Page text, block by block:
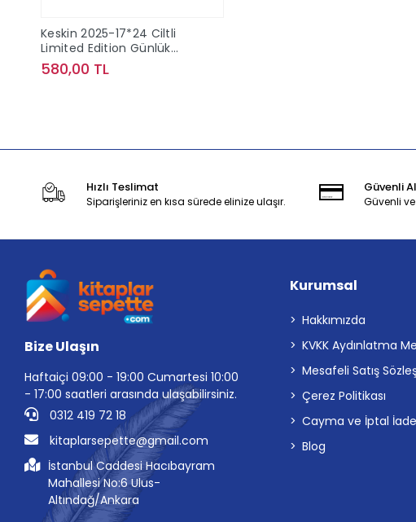
Keskin 2025-17*24 Ciltli
Limited Edition Günlük
Ajanda - Kırmızı
580,00 TL
Hızlı Teslimat
Siparişleriniz en kısa sürede elinize ulaşır.
Güvenli
Güvenli
Bize Ulaşın
Haftaiçi 09:00 - 19:00 Cumartesi 10:00
- 17:00 saatleri arasında ulaşabilirsiniz.
0312 419 72 18
kitaplarsepette@gmail.com
İstanbul Caddesi Hacıbayram
Mahallesi No:6 Ulus-
Altındağ/Ankara
Kurumsal
Hakkımızda
KVKK Aydınlatma
Mesafeli Satış
Çerez Politikası
Cayma ve İptal İade
Blog